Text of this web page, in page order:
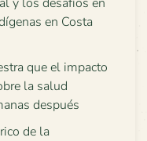
en Costa
que el impacto
la salud
después
de la